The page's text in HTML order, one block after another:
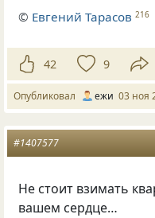
© Евгений Тарасов 216
42 9
Опубликовал ежи 03 ноя
#1407577
Не стоит взимать
вашем сердце…